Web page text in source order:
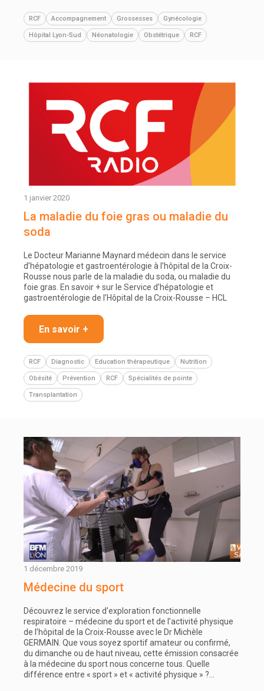
RCF Accompagnement Grossesses Gynécologie
Hôpital Lyon-Sud Néonatologie Obstétrique RCF
1 janvier 2020
La maladie du foie gras ou maladie du
soda
Le Docteur Marianne Maynard médecin dans le service
d’hépatologie et gastroentérologie à l’hôpital de la Croix-
Rousse nous parle de la maladie du soda, ou maladie du
foie gras. En savoir + sur le Service d’hépatologie et
gastroentérologie de l’Hôpital de la Croix-Rousse – HCL
En savoir +
RCF Diagnostic Education thérapeutique Nutrition
Obésité Prévention RCF Spécialités de pointe
Transplantation
1 décembre 2019
Médecine du sport
Découvrez le service d’exploration fonctionnelle
respiratoire – médecine du sport et de l’activité physique
de l’hôpital de la Croix-Rousse avec le Dr Michèle
GERMAIN. Que vous soyez sportif amateur ou confirmé,
du dimanche ou de haut niveau, cette émission consacrée
à la médecine du sport nous concerne tous. Quelle
différence entre « sport » et « activité physique » ?…